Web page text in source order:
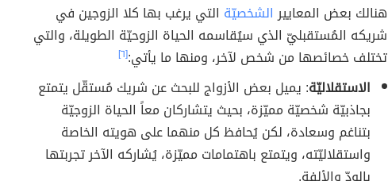
هنالك بعض المعاييرالشخصيّة التي يرغب بها كلا الزوجين في
شريكه المُستقبليّ الذي سيُقاسمه الحياة الزوحيّة الطويلة، والتي
تختلف خصائصها من شخص لآخر، ومنها ما يأتي:[٦]
الاستقلاليّة: يميل بعض الأزواج للبحث عن شريك مُستقّل يتمتع
بجاذبيّة شخصيّة مميّزة، بحيث يتشاركان معاً الحياة الزوجيّة
بتناغم وسعادة، لكن يُحافظ كل منهما على هويته الخاصة
واستقلاليّته، ويتمتع باهتمامات مميّزة، يُشاركه الآخر تجربتها